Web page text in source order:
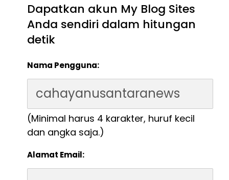
Dapatkan akun My Blog Sites
Anda sendiri dalam hitungan
detik
Nama Pengguna:
(Minimal harus 4 karakter, huruf kecil
dan angka saja.)
Alamat Email: